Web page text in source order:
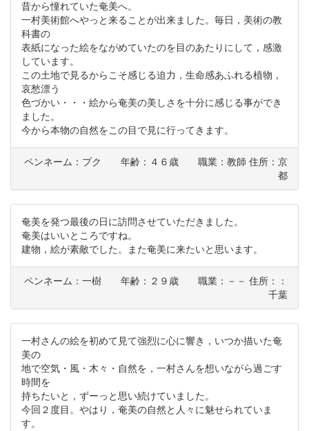
昔から憧れていた奄美へ。
一村美術館へやっと来ることが出来ました。毎日，美術の教
科書の
表紙になった絵をながめていたのを目のあたりにして，感激
しています。
この土地で見るからこそ感じる迫力，生命感あふれる植物，
哀愁漂う
色づかい・・・絵から奄美の美しさを十分に感じる事ができ
ました。
今から本物の自然をこの目で見に行ってきます。
ペンネーム：プク 年齢：４６歳 職業：教師 住所：京
都
奄美を発つ最後の日に訪問させていただきました。
奄美はいいところですね。
建物，絵が素敵でした。また奄美に来たいと思います。
ペンネーム：一樹 年齢：２９歳 職業：－－ 住所：：
千葉
一村さんの絵を初めて見て強烈に心に響き，いつか描いた奄
美の
地で空気・風・木々・自然を，一村さんを想いながら過ごす
時間を
持ちたいと，ずーっと思い続けていました。
今回２度目。やはり，奄美の自然と人々に魅せられていま
す。